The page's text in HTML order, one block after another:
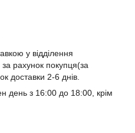
у відділення
рахунок покупця(за
доставки 2-6 днів.
день з 16:00 до 18:00, крім